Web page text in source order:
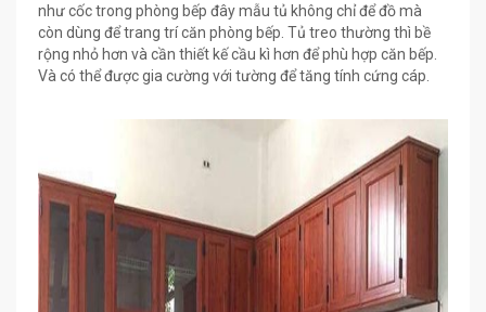
như cốc trong phòng bếp đây mẫu tủ không chỉ để đồ mà
còn dùng để trang trí căn phòng bếp. Tủ treo thường thì bề
rộng nhỏ hơn và cần thiết kế cầu kì hơn để phù hợp căn bếp.
Và có thể được gia cường với tường để tăng tính cứng cáp.